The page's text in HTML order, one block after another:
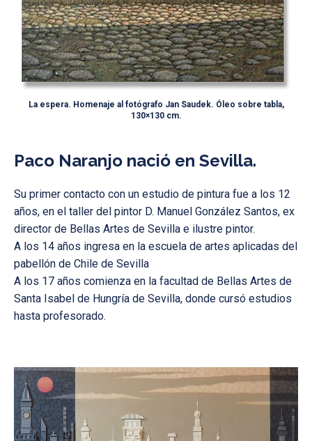
La espera. Homenaje al fotógrafo Jan Saudek. Óleo sobre tabla,
130×130 cm.
Paco Naranjo nació en Sevilla.
Su primer contacto con un estudio de pintura fue a los 12
años, en el taller del pintor D. Manuel González Santos, ex
director de Bellas Artes de Sevilla e ilustre pintor.
A los 14 años ingresa en la escuela de artes aplicadas del
pabellón de Chile de Sevilla
A los 17 años comienza en la facultad de Bellas Artes de
Santa Isabel de Hungría de Sevilla, donde cursó estudios
hasta profesorado.